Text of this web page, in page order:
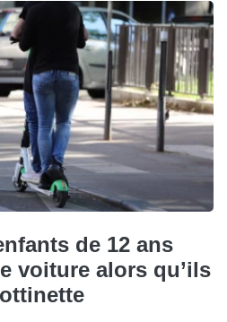
de 12 ans
voiture alors qu’ils